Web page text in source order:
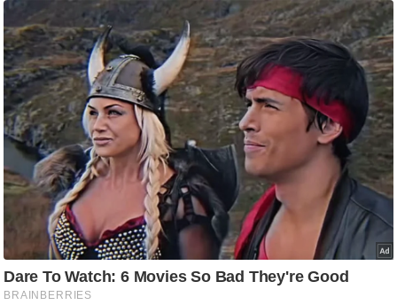
ला
इ
फ
स्टा
इ
ल
टे
क्नॉ
जी
ब्यू
टी